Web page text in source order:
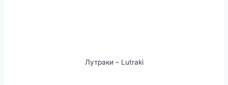
Лутраки – Lutraki